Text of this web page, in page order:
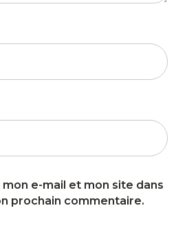
e-mail et mon site dans
prochain commentaire.